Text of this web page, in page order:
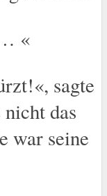
«
sagte
das
war seine